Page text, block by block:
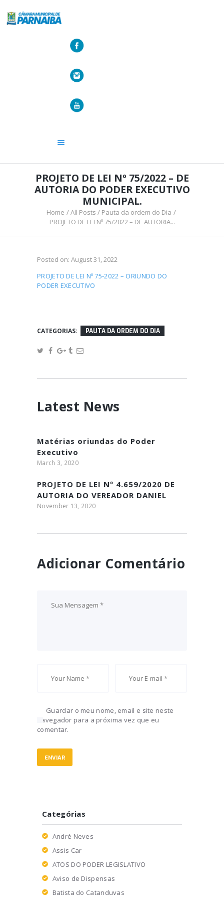
PROJETO DE LEI Nº 75/2022 – DE
AUTORIA DO PODER EXECUTIVO
MUNICIPAL.
Home All Posts
Pauta da ordem do Dia
PROJETO DE LEI Nº 75/2022 – DE AUTORIA...
VEREADORES
LEGISLATIVO
TRANSPARÊNCIA
Posted on: August 31, 2022
PROJETO DE LEI Nº 75-2022 – ORIUNDO DO
PODER EXECUTIVO
CATEGORIAS: PAUTA DA ORDEM DO DIA
Latest News
Matérias oriundas do Poder
Executivo
March 3, 2020
PROJETO DE LEI Nº 4.659/2020 DE
AUTORIA DO VEREADOR DANIEL
MIRANDA
November 13, 2020
Adicionar Comentário
Guardar o meu nome, email e site neste
navegador para a próxima vez que eu
comentar.
Categórias
André Neves
Assis Car
ATOS DO PODER LEGISLATIVO
Aviso de Dispensas
Batista do Catanduvas